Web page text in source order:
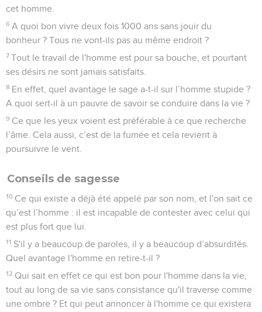
cet homme.
6 A quoi bon vivre deux fois 1000 ans sans jouir du
bonheur ? Tous ne vont-ils pas au même endroit ?
7 Tout le travail de l'homme est pour sa bouche, et pourtant
ses désirs ne sont jamais satisfaits.
8 En effet, quel avantage le sage a-t-il sur l’homme stupide ?
A quoi sert-il à un pauvre de savoir se conduire dans la vie ?
9 Ce que les yeux voient est préférable à ce que recherche
l’âme. Cela aussi, c’est de la fumée et cela revient à
poursuivre le vent.
Conseils de sagesse
10 Ce qui existe a déjà été appelé par son nom, et l'on sait ce
qu’est l’homme : il est incapable de contester avec celui qui
est plus fort que lui.
11 S'il y a beaucoup de paroles, il y a beaucoup d’absurdités.
Quel avantage l'homme en retire-t-il ?
12 Qui sait en effet ce qui est bon pour l'homme dans la vie,
tout au long de sa vie sans consistance qu'il traverse comme
une ombre ? Et qui peut annoncer à l'homme ce qui existera